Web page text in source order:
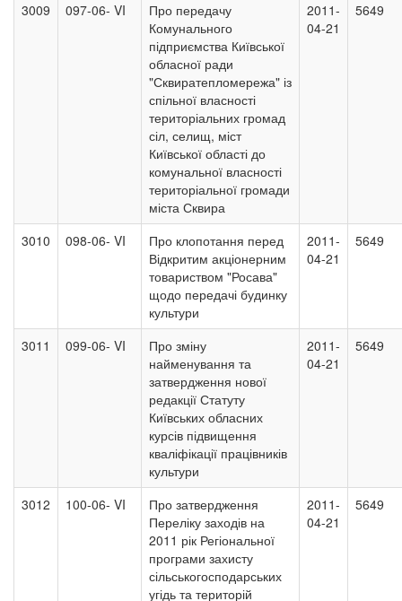
3009 097-06- VI
Про передачу
Комунального
підприємства Київської
обласної ради
"Сквиратепломережа" із
спільної власності
територіальних громад
сіл, селищ, міст
Київської області до
комунальної власності
територіальної громади
міста Сквира
2011-
04-21
5649
3010 098-06- VI
Про клопотання перед
Відкритим акціонерним
товариством "Росава"
щодо передачі будинку
культури
2011-
04-21
5649
3011 099-06- VI
Про зміну
найменування та
затвердження нової
редакції Статуту
Київських обласних
курсів підвищення
кваліфікації працівників
культури
2011-
04-21
5649
3012 100-06- VI
Про затвердження
Переліку заходів на
2011 рік Регіональної
програми захисту
сільськогосподарських
угідь та територій
2011-
04-21
5649